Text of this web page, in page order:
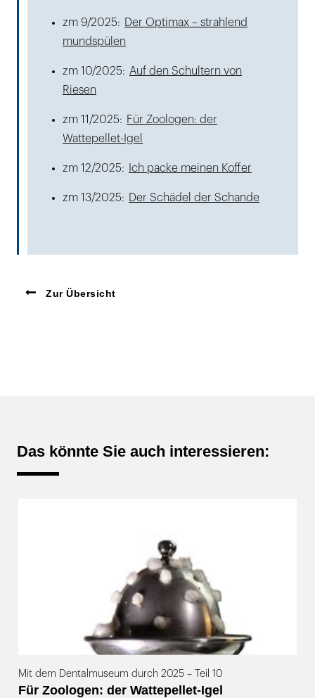
zm 9/2025: Der Optimax – strahlend
mundspülen
zm 10/2025: Auf den Schultern von
Riesen
zm 11/2025: Für Zoologen: der
Wattepellet-Igel
zm 12/2025: Ich packe meinen Koffer
zm 13/2025: Der Schädel der Schande
Zur Übersicht
Das könnte Sie auch interessieren:
Mit dem Dentalmuseum durch 2025 – Teil 10
Für Zoologen: der Wattepellet-Igel